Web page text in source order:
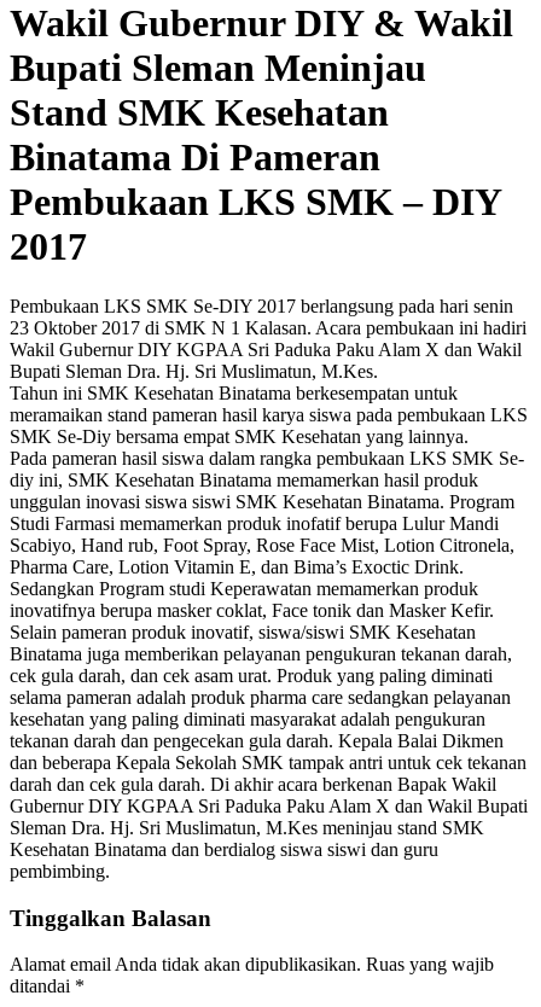
Wakil Gubernur DIY & Wakil
Bupati Sleman Meninjau
Stand SMK Kesehatan
Binatama Di Pameran
Pembukaan LKS SMK – DIY
2017
Pembukaan LKS SMK Se-DIY 2017 berlangsung pada hari senin
23 Oktober 2017 di SMK N 1 Kalasan. Acara pembukaan ini hadiri
Wakil Gubernur DIY KGPAA Sri Paduka Paku Alam X dan Wakil
Bupati Sleman Dra. Hj. Sri Muslimatun, M.Kes.
Tahun ini SMK Kesehatan Binatama berkesempatan untuk
meramaikan stand pameran hasil karya siswa pada pembukaan LKS
SMK Se-Diy bersama empat SMK Kesehatan yang lainnya.
Pada pameran hasil siswa dalam rangka pembukaan LKS SMK Se-
diy ini, SMK Kesehatan Binatama memamerkan hasil produk
unggulan inovasi siswa siswi SMK Kesehatan Binatama. Program
Studi Farmasi memamerkan produk inofatif berupa Lulur Mandi
Scabiyo, Hand rub, Foot Spray, Rose Face Mist, Lotion Citronela,
Pharma Care, Lotion Vitamin E, dan Bima’s Exoctic Drink.
Sedangkan Program studi Keperawatan memamerkan produk
inovatifnya berupa masker coklat, Face tonik dan Masker Kefir.
Selain pameran produk inovatif, siswa/siswi SMK Kesehatan
Binatama juga memberikan pelayanan pengukuran tekanan darah,
cek gula darah, dan cek asam urat. Produk yang paling diminati
selama pameran adalah produk pharma care sedangkan pelayanan
kesehatan yang paling diminati masyarakat adalah pengukuran
tekanan darah dan pengecekan gula darah. Kepala Balai Dikmen
dan beberapa Kepala Sekolah SMK tampak antri untuk cek tekanan
darah dan cek gula darah. Di akhir acara berkenan Bapak Wakil
Gubernur DIY KGPAA Sri Paduka Paku Alam X dan Wakil Bupati
Sleman Dra. Hj. Sri Muslimatun, M.Kes meninjau stand SMK
Kesehatan Binatama dan berdialog siswa siswi dan guru
pembimbing.
Tinggalkan Balasan
Alamat email Anda tidak akan dipublikasikan. Ruas yang wajib
ditandai *